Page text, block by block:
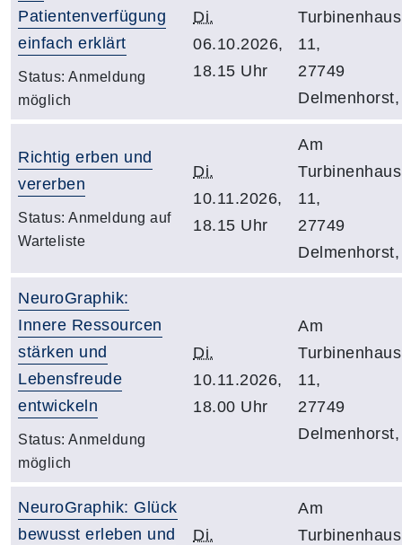
Patientenverfügung
einfach erklärt
Status: Anmeldung
möglich
Di.
06.10.2026,
18.15 Uhr
Turbinenhaus
11,
27749
Delmenhorst,
Richtig erben und
vererben
Status: Anmeldung auf
Warteliste
Di.
10.11.2026,
18.15 Uhr
Am
Turbinenhaus
11,
27749
Delmenhorst,
NeuroGraphik:
Innere Ressourcen
stärken und
Lebensfreude
entwickeln
Status: Anmeldung
möglich
Di.
10.11.2026,
18.00 Uhr
Am
Turbinenhaus
11,
27749
Delmenhorst,
NeuroGraphik: Glück
bewusst erleben und
Di.
Am
Turbinenhaus